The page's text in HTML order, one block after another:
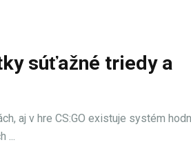
súťažné triedy a
aj v hre CS:GO existuje systém
...